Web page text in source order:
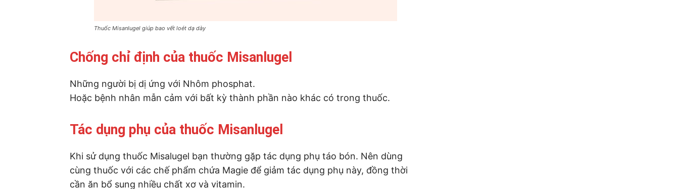
Thuốc Misanlugel giúp bao vết loét dạ dày
Chống chỉ định của thuốc Misanlugel
Những người bị dị ứng với Nhôm phosphat.
Hoặc bệnh nhân mẫn cảm với bất kỳ thành phần nào khác có trong thuốc.
Tác dụng phụ của thuốc Misanlugel
Khi sử dụng thuốc Misalugel bạn thường gặp tác dụng phụ táo bón. Nên dùng
cùng thuốc với các chế phẩm chứa Magie để giảm tác dụng phụ này, đồng thời
cần ăn bổ sung nhiều chất xơ và vitamin.